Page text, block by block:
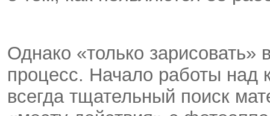
Однако «только
процесс. Начало работы
всегда тщательный поиск